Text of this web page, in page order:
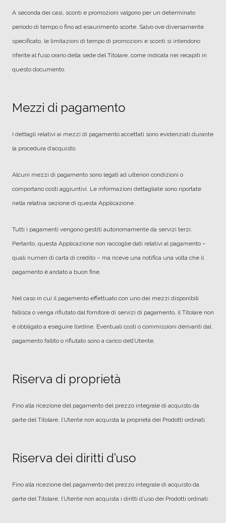
A seconda dei casi, sconti e promozioni valgono per un determinato
periodo di tempo o fino ad esaurimento scorte. Salvo ove diversamente
specificato, le limitazioni di tempo di promozioni e sconti si intendono
riferite al fuso orario della sede del Titolare, come indicata nei recapiti in
questo documento.
Mezzi di pagamento
I dettagli relativi ai mezzi di pagamento accettati sono evidenziati durante
la procedura d’acquisto.
Alcuni mezzi di pagamento sono legati ad ulteriori condizioni o
comportano costi aggiuntivi. Le informazioni dettagliate sono riportate
nella relativa sezione di questa Applicazione.
Tutti i pagamenti vengono gestiti autonomamente da servizi terzi.
Pertanto, questa Applicazione non raccoglie dati relativi al pagamento –
quali numeri di carta di credito – ma riceve una notifica una volta che il
pagamento è andato a buon fine.
Nel caso in cui il pagamento effettuato con uno dei mezzi disponibili
fallisca o venga rifiutato dal fornitore di servizi di pagamento, il Titolare non
è obbligato a eseguire l’ordine. Eventuali costi o commissioni derivanti dal
pagamento fallito o rifiutato sono a carico dell’Utente.
Riserva di proprietà
Fino alla ricezione del pagamento del prezzo integrale di acquisto da
parte del Titolare, l’Utente non acquista la proprietà dei Prodotti ordinati.
Riserva dei diritti d’uso
Fino alla ricezione del pagamento del prezzo integrale di acquisto da
parte del Titolare, l’Utente non acquista i diritti d’uso dei Prodotti ordinati.